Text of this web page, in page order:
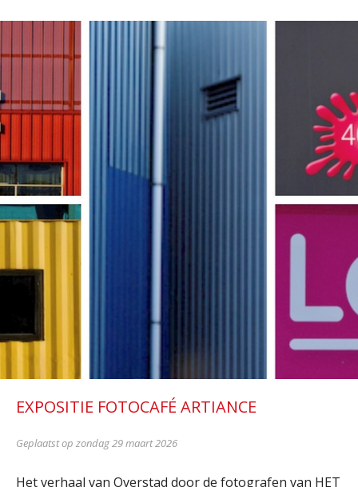
EXPOSITIE FOTOCAFÉ ARTIANCE
Geplaatst op zondag 29 maart 2026
Het verhaal van Overstad door de fotografen van HET